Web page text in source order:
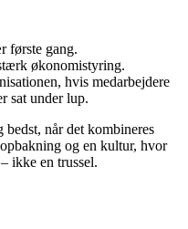
første gang.
økonomistyring.
hvis medarbejdere
sat under lup.
når det kombineres
og en kultur, hvor
ikke en trussel.